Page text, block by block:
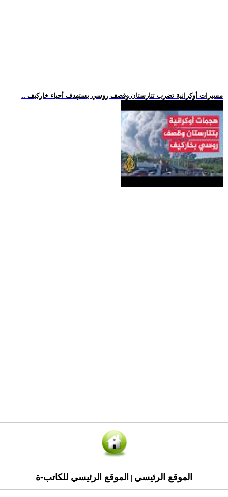
.. مسيرات أوكرانية تضرب تتارستان وقصف روسي يستهدف أحياء خاركيف
الموقع الرئيسي الموقع الرئيسي للكاتب-ة